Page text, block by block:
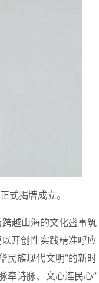
式揭牌成立。
越山海的文化盛事筑
开创性实践精准呼应
民族现代文明”的新时
牵诗脉、文心连民心”